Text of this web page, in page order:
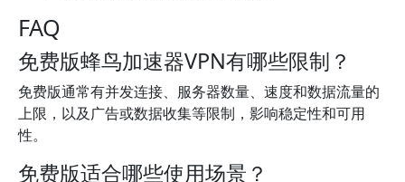
FAQ
免费版蜂鸟加速器VPN有哪些限制？
免费版通常有并发连接、服务器数量、速度和数据流量的
上限，以及广告或数据收集等限制，影响稳定性和可用
性。
免费版适合哪些使用场景？